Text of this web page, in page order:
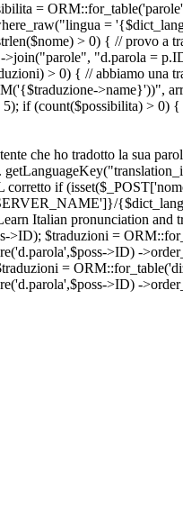
=
=
> 0) { // provo a
"d.parola =
> 0) { // abbiamo una
>name}'))",
if (count($possibilita) >
che ho tradotto la sua
if
Italian pronunciation
$traduzioni =
>ID) -
=
>ID) -